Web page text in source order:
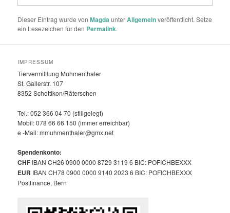
Dieser Eintrag wurde vonMagdaunterAllgemeinveröffentlicht. Setze
ein Lesezeichen für den Permalink.
IMPRESSUM
Tiervermittlung Muhmenthaler
St. Gallerstr. 107
8352 Schottikon/Räterschen
Tel.: 052 366 04 70 (stillgelegt)
Mobil: 078 66 66 150 (immer erreichbar)
e -Mail: mmuhmenthaler@gmx.net
Spendenkonto:
CHF IBAN CH26 0900 0000 8729 3119 6 BIC: POFICHBEXXX
EUR IBAN CH78 0900 0000 9140 2023 6 BIC: POFICHBEXXX
Postfinance, Bern